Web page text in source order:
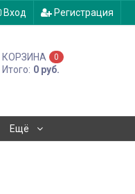
Вход Регистрация
КОРЗИНА 0
Итого: 0 руб.
Ещё